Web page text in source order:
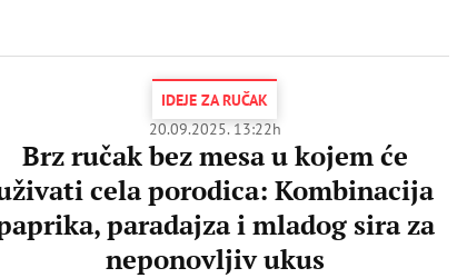
IDEJE ZA RUČAK
20.09.2025. 13:22h
Brz ručak bez mesa u kojem će
cela porodica: Kombinacija
paradajza i mladog sira za
neponovljiv ukus